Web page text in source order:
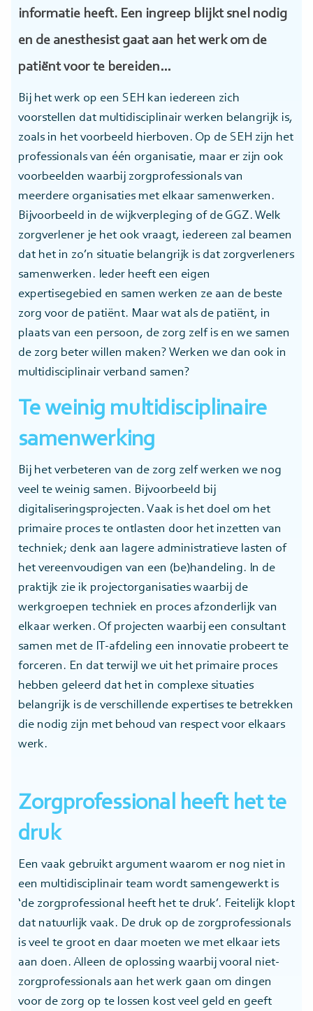
informatie heeft. Een ingreep blijkt snel nodig
en de anesthesist gaat aan het werk om de
patiënt voor te bereiden…
Bij het werk op een SEH kan iedereen zich
voorstellen dat multidisciplinair werken belangrijk is,
zoals in het voorbeeld hierboven. Op de SEH zijn het
professionals van één organisatie, maar er zijn ook
voorbeelden waarbij zorgprofessionals van
meerdere organisaties met elkaar samenwerken.
Bijvoorbeeld in de wijkverpleging of de GGZ. Welk
zorgverlener je het ook vraagt, iedereen zal beamen
dat het in zo’n situatie belangrijk is dat zorgverleners
samenwerken. Ieder heeft een eigen
expertisegebied en samen werken ze aan de beste
zorg voor de patiënt. Maar wat als de patiënt, in
plaats van een persoon, de zorg zelf is en we samen
de zorg beter willen maken? Werken we dan ook in
multidisciplinair verband samen?
Te weinig multidisciplinaire
samenwerking
Bij het verbeteren van de zorg zelf werken we nog
veel te weinig samen. Bijvoorbeeld bij
digitaliseringsprojecten. Vaak is het doel om het
primaire proces te ontlasten door het inzetten van
techniek; denk aan lagere administratieve lasten of
het vereenvoudigen van een (be)handeling. In de
praktijk zie ik projectorganisaties waarbij de
werkgroepen techniek en proces afzonderlijk van
elkaar werken. Of projecten waarbij een consultant
samen met de IT-afdeling een innovatie probeert te
forceren. En dat terwijl we uit het primaire proces
hebben geleerd dat het in complexe situaties
belangrijk is de verschillende expertises te betrekken
die nodig zijn met behoud van respect voor elkaars
werk.
Zorgprofessional heeft het te
druk
Een vaak gebruikt argument waarom er nog niet in
een multidisciplinair team wordt samengewerkt is
‘de zorgprofessional heeft het te druk’. Feitelijk klopt
dat natuurlijk vaak. De druk op de zorgprofessionals
is veel te groot en daar moeten we met elkaar iets
aan doen. Alleen de oplossing waarbij vooral niet-
zorgprofessionals aan het werk gaan om dingen
voor de zorg op te lossen kost veel geld en geeft